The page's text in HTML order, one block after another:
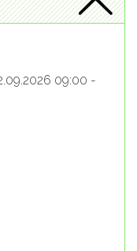
09:00 -